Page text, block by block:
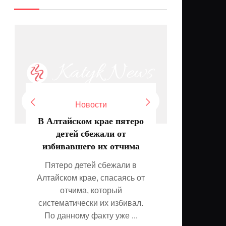
Новости
В Алтайском крае пятеро
детей сбежали от
избивавшего их отчима
Пятеро детей сбежали в
Алтайском крае, спасаясь от
отчима, который
систематически их избивал.
По данному факту уже ...